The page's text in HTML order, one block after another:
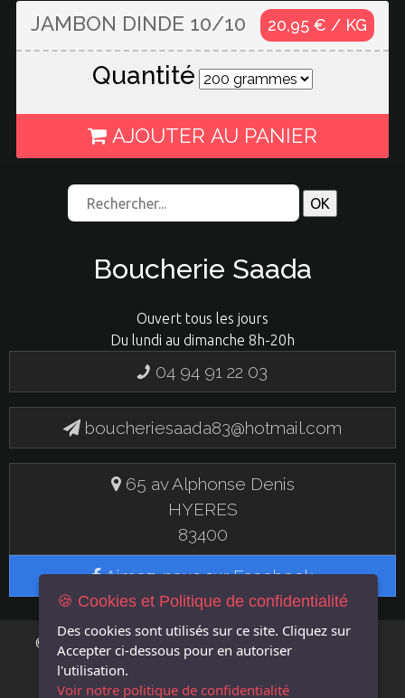
JAMBON DINDE 10/10 20,95 € / KG
Quantité
AJOUTER AU PANIER
Boucherie Saada
Ouvert tous les jours
Du lundi au dimanche 8h-20h
04 94 91 22 03
boucheriesaada83@hotmail.com
65 av Alphonse Denis
HYERES
83400
Aimez-nous sur Facebook
© 2019 BOUCHERIE SAADA - UN SITE FLASH EN
MENTIONS LÉGALES|GÉRER LES COOKIES|POLITIQUE DE CONFIDENTIALITÉ
🍪 Cookies et Politique de confidentialité
Des cookies sont utilisés sur ce site. Cliquez sur
Accepter ci-dessous pour en autoriser
l'utilisation.
Voir notre politique de confidentialité